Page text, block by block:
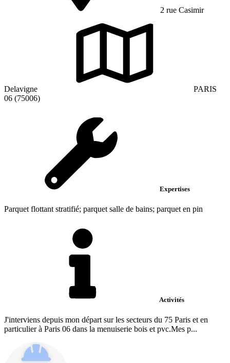
2 rue Casimir
Delavigne
PARIS
06 (75006)
Expertises
Parquet flottant stratifié; parquet salle de bains; parquet en pin
Activités
J'interviens depuis mon départ sur les secteurs du 75 Paris et en
particulier à Paris 06 dans la menuiserie bois et pvc.Mes p...